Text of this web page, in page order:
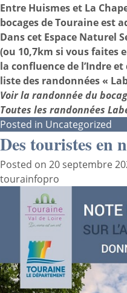
Entre Huismes et La
bocages de Touraine est
Dans cet Espace Naturel
(ou 10,7km si vous faites
la confluence de l’Indre
liste des randonnées «
Voir la randonnée du
Toutes les randonnées
Posted in Uncategorized
Des touristes en
Posted on 20 septembre
tourainfopro